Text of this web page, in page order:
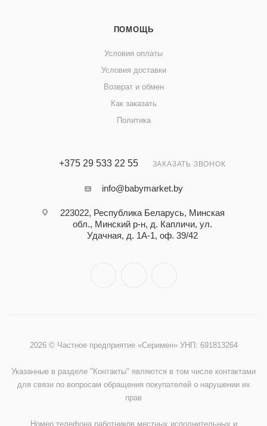
ПОМОЩЬ
Условия оплаты
Условия доставки
Возврат и обмен
Как заказать
Политика
+375 29 533 22 55 ЗАКАЗАТЬ ЗВОНОК
info@babymarket.by
223022, Республика Беларусь, Минская
обл., Минский р-н, д. Капличи, ул.
Удачная, д. 1А-1, оф. 39/42
2026 © Частное предприятие «Серимен» УНП: 691813264
Указанные в разделе "Контакты" являются в том числе контактами
для связи по вопросам обращения покупателей о нарушении их
прав
Номер телефона работников местных исполнительных и